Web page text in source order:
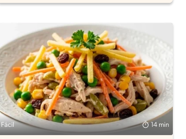
Fácil 14 min